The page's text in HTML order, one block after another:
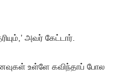
,’ அவர் கேட்டார்
உள்ளே கவிந்தாப் போல